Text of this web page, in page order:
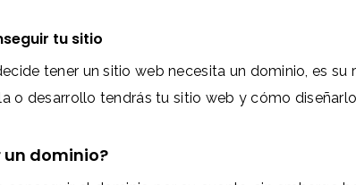
tu sitio
tener un sitio web necesita un dominio, es
o desarrollo tendrás tu sitio web y cómo
un dominio?